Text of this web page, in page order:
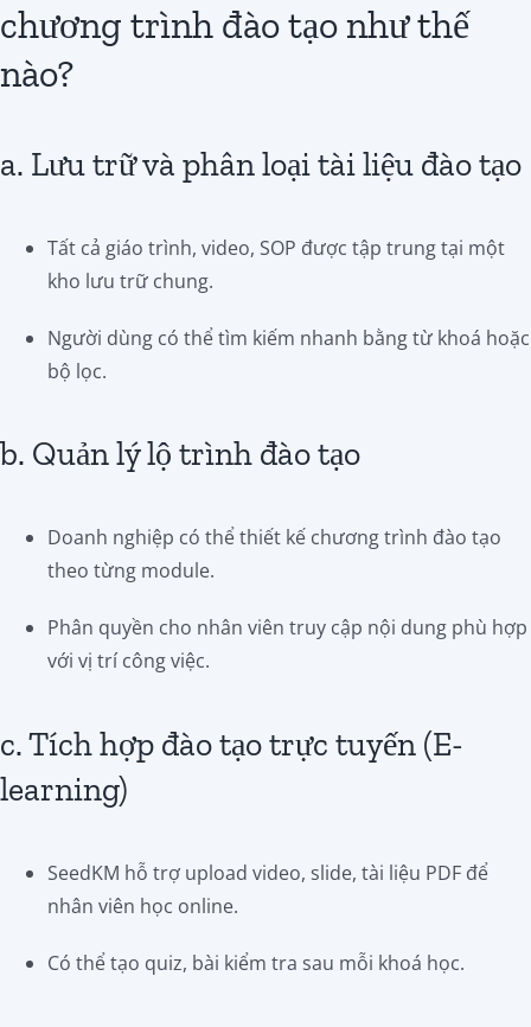
chương trình đào tạo như thế
nào?
a. Lưu trữ và phân loại tài liệu đào tạo
Tất cả giáo trình, video, SOP được tập trung tại một
kho lưu trữ chung.
Người dùng có thể tìm kiếm nhanh bằng từ khoá hoặc
bộ lọc.
b. Quản lý lộ trình đào tạo
Doanh nghiệp có thể thiết kế chương trình đào tạo
theo từng module.
Phân quyền cho nhân viên truy cập nội dung phù hợp
với vị trí công việc.
c. Tích hợp đào tạo trực tuyến (E-
learning)
SeedKM hỗ trợ upload video, slide, tài liệu PDF để
nhân viên học online.
Có thể tạo quiz, bài kiểm tra sau mỗi khoá học.